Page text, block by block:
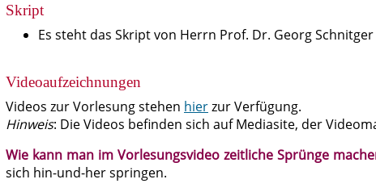
Skript
Es steht das Skript von Herrn Prof. Dr. Georg Schnitger
Videoaufzeichnungen
Videos zur Vorlesung stehen hierzur Verfügung.
Hinweis: Die Videos befinden sich auf Mediasite, der
Wie kann man im Vorlesungsvideo zeitliche Sprünge
sich hin-und-her springen.